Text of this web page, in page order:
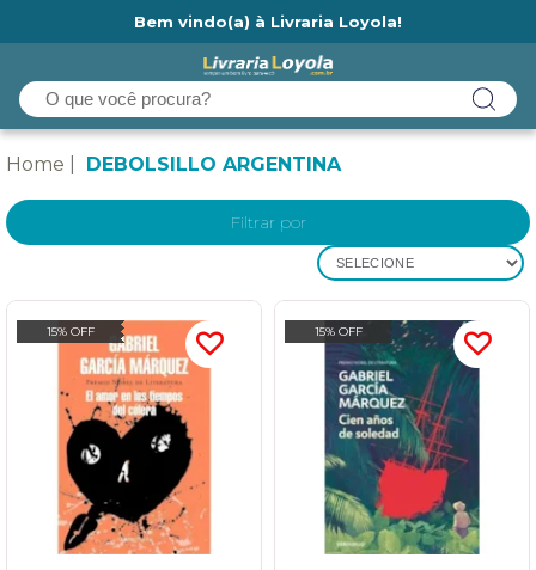
Bem vindo(a) à Livraria Loyola!
Home DEBOLSILLO ARGENTINA
Filtrar por
SELECIONE
15% OFF 15% OFF